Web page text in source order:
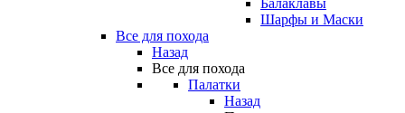
Балаклавы
Шарфы и Маски
Все для похода
Назад
Все для похода
Палатки
Назад